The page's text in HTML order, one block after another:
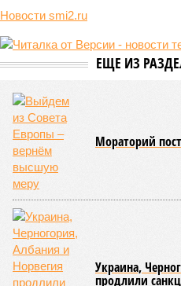
Новости smi2.ru
ЕЩЕ ИЗ
Мораторий
Украина,
продлили